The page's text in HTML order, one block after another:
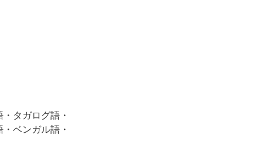
タガログ語・
ベンガル語・